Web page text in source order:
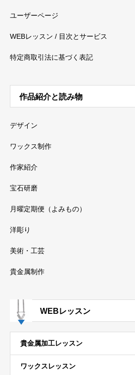
ユーザーページ
WEBレッスン / 目次とサービス
特定商取引法に基づく表記
作品紹介と読み物
デザイン
ワックス制作
作家紹介
宝石研磨
月曜定期便（よみもの）
洋彫り
美術・工芸
貴金属制作
WEBレッスン
貴金属加工レッスン
ワックスレッスン